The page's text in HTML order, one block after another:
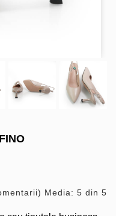
Media: 5 din 5